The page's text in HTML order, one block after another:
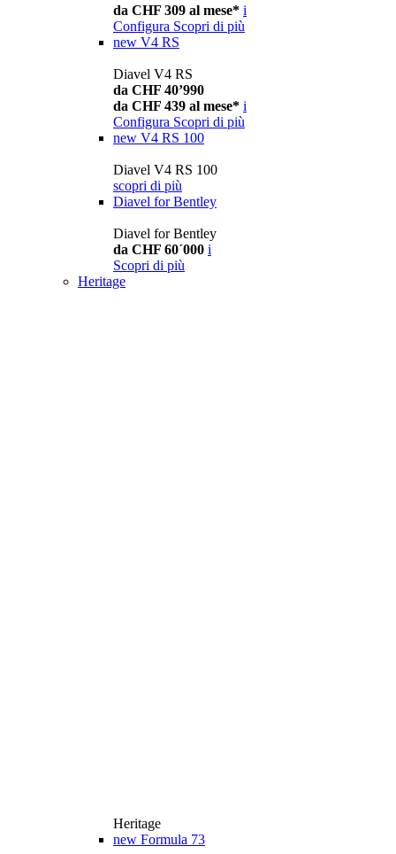
da CHF 309 al mese* i
Configura Scopri di più
new V4 RS
Diavel V4 RS
da CHF 40’990
da CHF 439 al mese* i
Configura Scopri di più
new V4 RS 100
Diavel V4 RS 100
scopri di più
Diavel for Bentley
Diavel for Bentley
da CHF 60´000 i
Scopri di più
Heritage
Heritage
new Formula 73